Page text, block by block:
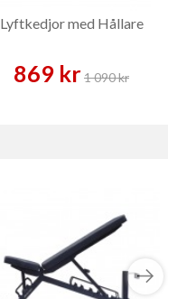
Lyftkedjor med Hållare
869 kr1 090 kr